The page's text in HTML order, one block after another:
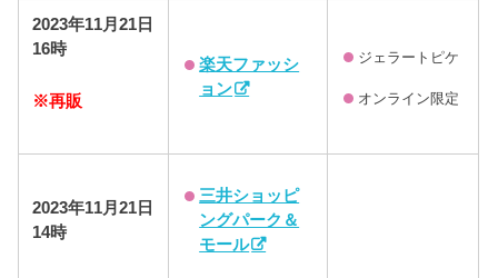
2023年11月21日
16時
※再販
楽天ファッシ
ョン
ジェラートピケ
オンライン限定
2023年11月21日
14時
三井ショッピ
ングパーク＆
モール